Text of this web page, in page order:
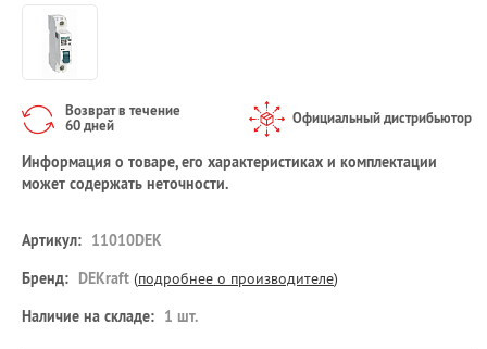
Возврат в течение
60 дней
Официальный дистрибьютор
Информация о товаре, его характеристиках и комплектации
может содержать неточности.
Артикул: 11010DEK
Бренд: DEKraft (подробнее о производителе)
Наличие на складе: 1 шт.